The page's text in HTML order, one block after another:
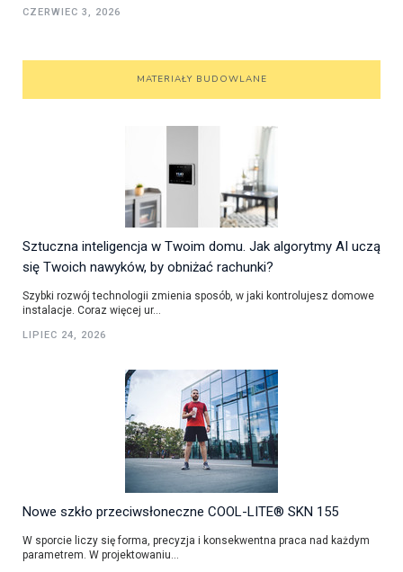
CZERWIEC 3, 2026
MATERIAŁY BUDOWLANE
Sztuczna inteligencja w Twoim domu. Jak algorytmy AI uczą
się Twoich nawyków, by obniżać rachunki?
Szybki rozwój technologii zmienia sposób, w jaki kontrolujesz domowe
instalacje. Coraz więcej ur...
LIPIEC 24, 2026
Nowe szkło przeciwsłoneczne COOL-LITE® SKN 155
W sporcie liczy się forma, precyzja i konsekwentna praca nad każdym
parametrem. W projektowaniu...